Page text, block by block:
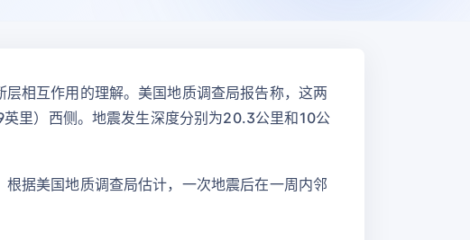
相互作用的理解。美国地质调查局报告称，这两
里）西侧。地震发生深度分别为20.3公里和10公
据美国地质调查局估计，一次地震后在一周内邻